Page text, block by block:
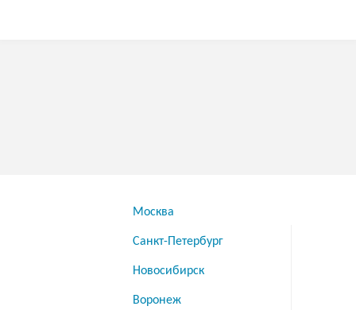
Москва
Санкт-Петербург
Новосибирск
Воронеж